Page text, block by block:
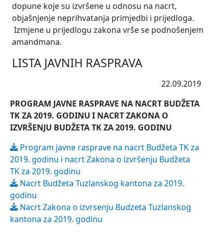
dopune koje su izvršene u odnosu na nacrt,
objašnjenje neprihvatanja primjedbi i prijedloga.
Izmjene u prijedlogu zakona vrše se podnošenjem
amandmana.
LISTA JAVNIH RASPRAVA
22.09.2019
PROGRAM JAVNE RASPRAVE NA NACRT BUDŽETA
TK ZA 2019. GODINU I NACRT ZAKONA O
IZVRŠENJU BUDŽETA TK ZA 2019. GODINU
Program javne rasprave na nacrt Budžeta TK za
2019. godinu i nacrt Zakona o izvršenju Budžeta
TK za 2019. godinu
Nacrt Budžeta Tuzlanskog kantona za 2019.
godinu
Nacrt Zakona o izvrsenju Budzeta Tuzlanskog
kantona za 2019. godinu